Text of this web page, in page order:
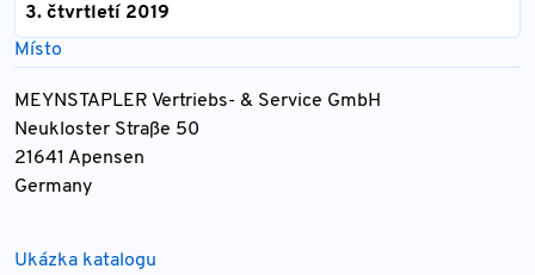
3. čtvrtletí 2019
Místo
MEYNSTAPLER Vertriebs- & Service GmbH
Neukloster Straße 50
21641 Apensen
Germany
Ukázka katalogu